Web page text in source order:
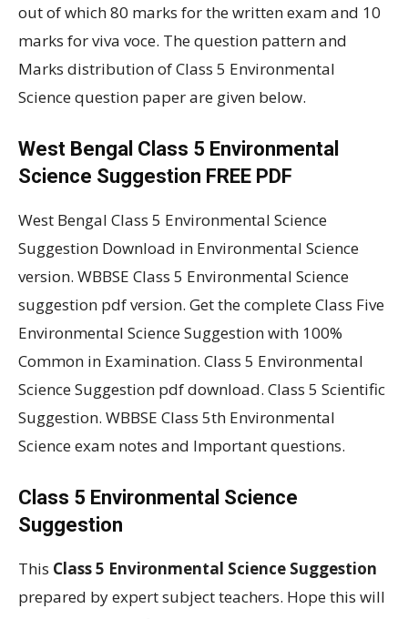
out of which 80 marks for the written exam and 10
marks for viva voce. The question pattern and
Marks distribution of Class 5 Environmental
Science question paper are given below.
West Bengal Class 5 Environmental
Science Suggestion FREE PDF
West Bengal Class 5 Environmental Science
Suggestion Download in Environmental Science
version. WBBSE Class 5 Environmental Science
suggestion pdf version. Get the complete Class Five
Environmental Science Suggestion with 100%
Common in Examination. Class 5 Environmental
Science Suggestion pdf download. Class 5 Scientific
Suggestion. WBBSE Class 5th Environmental
Science exam notes and Important questions.
Class 5 Environmental Science
Suggestion
This Class 5 Environmental Science Suggestion
prepared by expert subject teachers. Hope this will